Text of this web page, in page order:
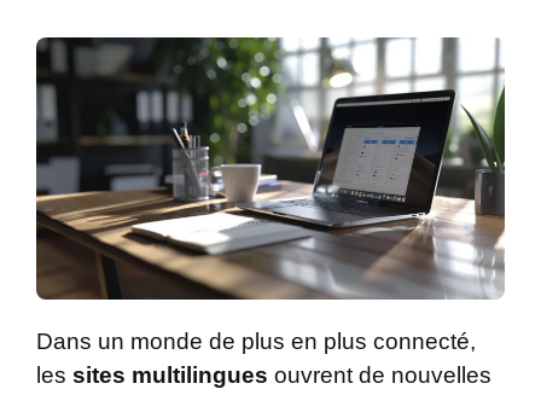
Dans un monde de plus en plus connecté,
les sites multilingues ouvrent de nouvelles